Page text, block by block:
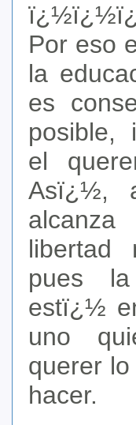
Por eso
la
es
posible,
el
Asï¿½,
libertad
pues
estï¿½
uno
querer
hacer.